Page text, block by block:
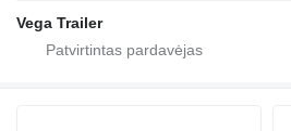
Vega Trailer